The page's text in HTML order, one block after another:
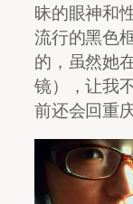
昧的眼神和
流行的黑色
的，虽然她
镜），让我
前还会回重庆